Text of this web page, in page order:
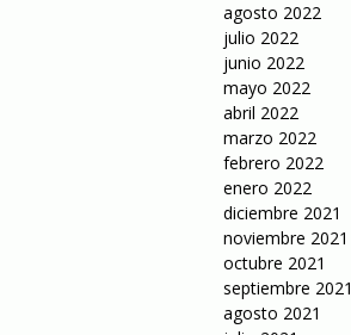
agosto 2022
julio 2022
junio 2022
mayo 2022
abril 2022
marzo 2022
febrero 2022
enero 2022
diciembre 2021
noviembre 2021
octubre 2021
septiembre 2021
agosto 2021